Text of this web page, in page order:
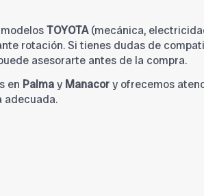
TOYOTA(mecánica,
rotación. Si tienes dudas de
asesorarte antes de la compra.
en Palmay Manacory ofrecemos
adecuada.